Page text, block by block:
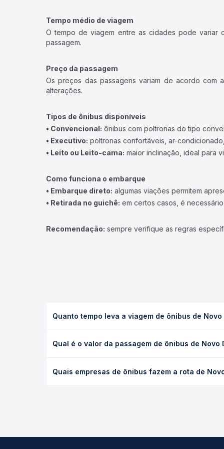
Tempo médio de viagem
O tempo de viagem entre as cidades pode variar
passagem.
Preço da passagem
Os preços das passagens variam de acordo com
alterações.
Tipos de ônibus disponíveis
• Convencional: ônibus com poltronas do tipo
• Executivo: poltronas confortáveis, ar-
• Leito ou Leito-cama: maior inclinação, ideal para
Como funciona o embarque
• Embarque direto: algumas viações permitem
• Retirada no guichê: em certos casos, é
Recomendação: sempre verifique as regras
Quanto tempo leva a viagem de ônibus de
(convencional, executivo ou leito) e as condições
Qual é o valor da passagem de ônibus de
o tipo de poltrona e a antecedência da compra.
Quais empresas de ônibus fazem a rota de